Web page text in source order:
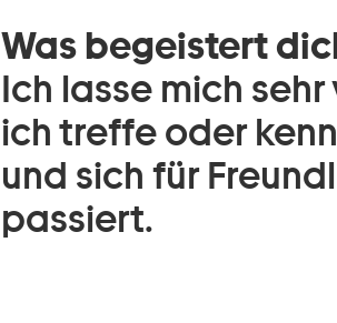
Was begeistert
Ich lasse mich
ich treffe oder
und sich für
passiert.